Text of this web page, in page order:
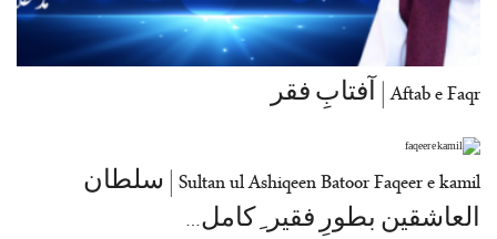
Aftab e Faqr | آفتابِ فقر
Sultan ul Ashiqeen Batoor Faqeer e kamil | سلطان
العاشقین بطورِ فقیر ِ کامل…